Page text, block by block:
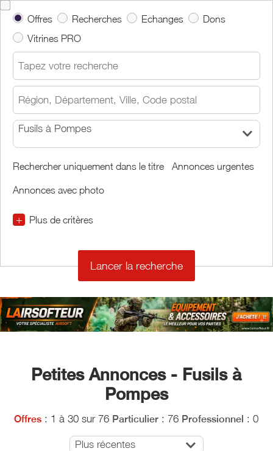
Offres Recherches Echanges
Dons
Vitrines PRO
Fusils à Pompes
Rechercher uniquement dans le titre Annonces urgentes
Annonces avec photo
+ Plus de critères
Petites Annonces - Fusils à
Pompes
Offres : 1 à 30 sur 76 Particulier : 76 Professionnel : 0
Plus récentes